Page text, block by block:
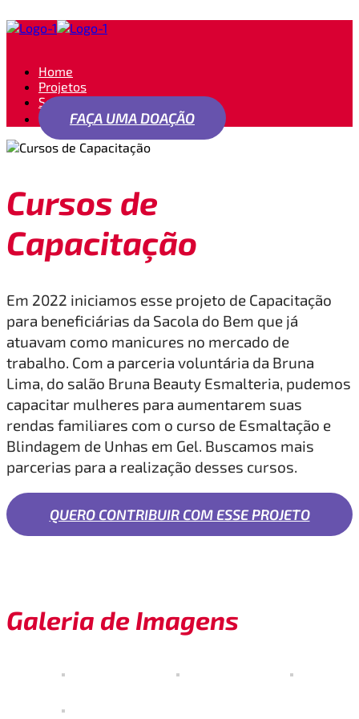
Home
Projetos
Seja um apoiador
FAÇA UMA DOAÇÃO
Cursos de
Capacitação
Em 2022 iniciamos esse projeto de Capacitação
para beneficiárias da Sacola do Bem que já
atuavam como manicures no mercado de
trabalho. Com a parceria voluntária da Bruna
Lima, do salão Bruna Beauty Esmalteria, pudemos
capacitar mulheres para aumentarem suas
rendas familiares com o curso de Esmaltação e
Blindagem de Unhas em Gel. Buscamos mais
parcerias para a realização desses cursos.
QUERO CONTRIBUIR COM ESSE PROJETO
Galeria de Imagens